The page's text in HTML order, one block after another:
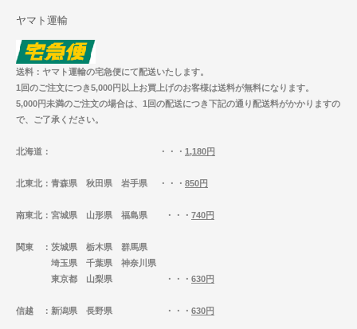
ヤマト運輸
送料：ヤマト運輸の宅急便にて配送いたします。
1回のご注文につき5,000円以上お買上げのお客様は送料が無料になります。
5,000円未満のご注文の場合は、1回の配送につき下記の通り配送料がかかりますの
で、ご了承ください。
北海道 ： ・・・ 1,180円
北東北 ：青森県 秋田県 岩手県 ・・・ 850円
南東北 ：宮城県 山形県 福島県 ・・・ 740円
関東 ：茨城県 栃木県 群馬県
埼玉県 千葉県 神奈川県
東京都 山梨県 ・・・ 630円
信越 ：新潟県 長野県 ・・・ 630円